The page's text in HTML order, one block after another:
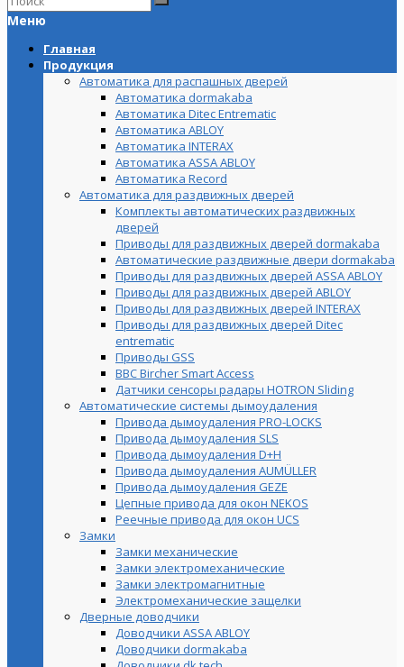
Меню
Главная
Продукция
Автоматика для распашных дверей
Автоматика dormakaba
Автоматика Ditec Entrematic
Автоматика ABLOY
Автоматика INTERAX
Автоматика ASSA ABLOY
Автоматика Record
Автоматика для раздвижных дверей
Комплекты автоматических раздвижных
дверей
Приводы для раздвижных дверей dormakaba
Автоматические раздвижные двери dormakaba
Приводы для раздвижных дверей ASSA ABLOY
Приводы для раздвижных дверей ABLOY
Приводы для раздвижных дверей INTERAX
Приводы для раздвижных дверей Ditec
entrematic
Приводы GSS
BBC Bircher Smart Access
Датчики сенсоры радары HOTRON Sliding
Автоматические системы дымоудаления
Привода дымоудаления PRO-LOCKS
Привода дымоудаления SLS
Привода дымоудаления D+H
Привода дымоудаления AUMÜLLER
Привода дымоудаления GEZE
Цепные привода для окон NEKOS
Реечные привода для окон UСS
Замки
Замки механические
Замки электромеханические
Замки электромагнитные
Электромеханические защелки
Дверные доводчики
Доводчики ASSA ABLOY
Доводчики dormakaba